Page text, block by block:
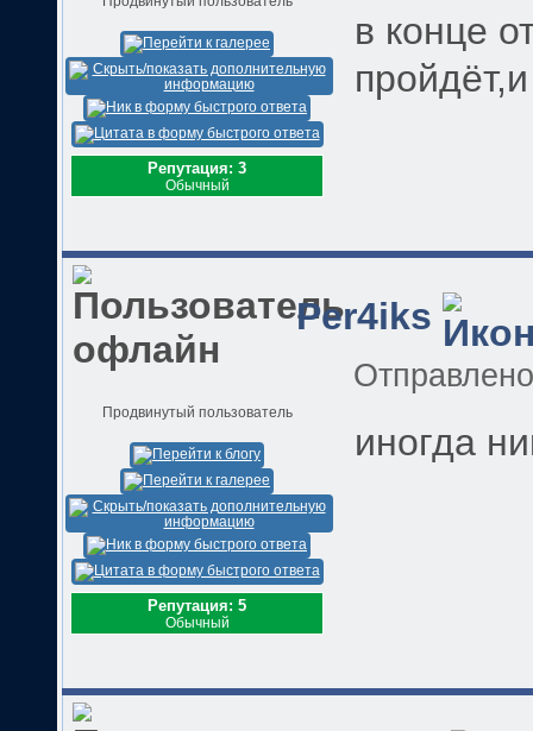
Репутация: 3
Обычный
в конце
Per4iks
Продвинутый пользователь
Репутация: 5
Обычный
иногда